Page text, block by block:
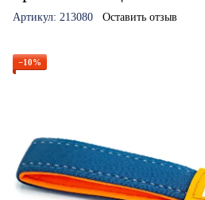
Артикул: 213080 Оставить отзыв
−10%